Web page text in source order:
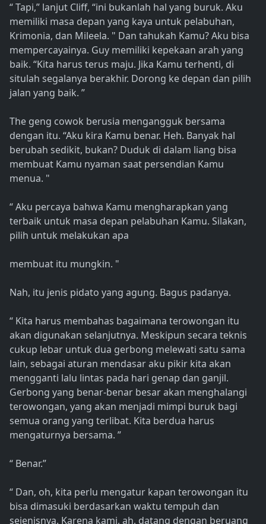
“ Tapi,” lanjut Cliff, “ini bukanlah hal yang buruk. Aku
memiliki masa depan yang kaya untuk pelabuhan,
Krimonia, dan Mileela. " Dan tahukah Kamu? Aku bisa
mempercayainya. Guy memiliki kepekaan arah yang
baik. “Kita harus terus maju. Jika Kamu terhenti, di
situlah segalanya berakhir. Dorong ke depan dan pilih
jalan yang baik. ”
The geng cowok berusia mengangguk bersama
dengan itu. “Aku kira Kamu benar. Heh. Banyak hal
berubah sedikit, bukan? Duduk di dalam liang bisa
membuat Kamu nyaman saat persendian Kamu
menua. "
“ Aku percaya bahwa Kamu mengharapkan yang
terbaik untuk masa depan pelabuhan Kamu. Silakan,
pilih untuk melakukan apa
membuat itu mungkin. "
Nah, itu jenis pidato yang agung. Bagus padanya.
“ Kita harus membahas bagaimana terowongan itu
akan digunakan selanjutnya. Meskipun secara teknis
cukup lebar untuk dua gerbong melewati satu sama
lain, sebagai aturan mendasar aku pikir kita akan
mengganti lalu lintas pada hari genap dan ganjil.
Gerbong yang benar-benar besar akan menghalangi
terowongan, yang akan menjadi mimpi buruk bagi
semua orang yang terlibat. Kita berdua harus
mengaturnya bersama. ”
“ Benar.”
“ Dan, oh, kita perlu mengatur kapan terowongan itu
bisa dimasuki berdasarkan waktu tempuh dan
sejenisnya. Karena kami, ah, datang dengan beruang